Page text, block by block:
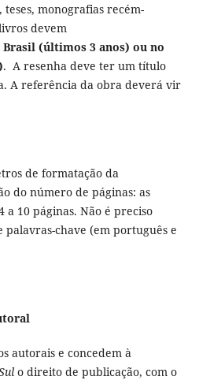
monografias recém-
devem
(últimos 3 anos) ou no
. A resenha deve ter um título
A referência da obra deverá vir
de formatação da
do número de páginas: as
10 páginas. Não é preciso
palavras-chave (em português e
autorais e concedem à
o direito de publicação, com o